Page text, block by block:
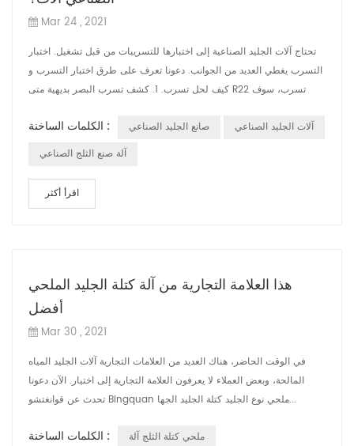
Mar 24 , 2021
تحتاج آلات الجليد الصناعية إلى اختبارها للتسريبات من قبل تشغيل. اختبار
التسرب يغطي العديد من الجوانب. دعونا تعرف على طرق اختبار التسرب و
كيف لحل تسرب. 1. كشف تسرب البصر بديهية متى R22 تسرب، سوف
الكلمات الساخنة : صانع الجليد الصناعي
آلات الجليد الصناعي
آلة صنع الثلج الصناعي
اقرأ أكثر
هذا العلامة التجارية من آلة كتلة الجليد الملحي
أفضل
Mar 30 , 2021
في الوقت الحاضر، هناك العديد من العلامات التجارية آلات الجليد المياه
المالحة، وبعض العملاء لا يعرفون العلامة التجارية إلى اختيار. الآن دعونا
تحدث عن قوانغتشو Bingquan ملحي نوع الجليد كتلة الجليد الجها...
الكلمات الساخنة :
ملحي كتلة الثلج آلة